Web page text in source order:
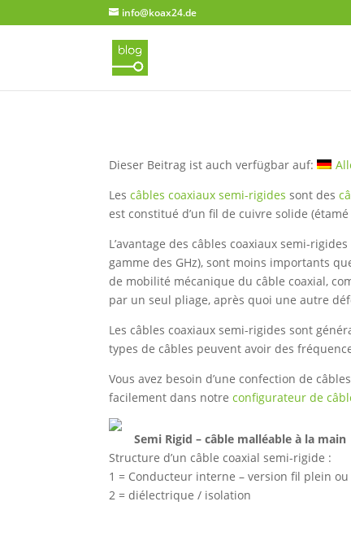
info@koax24.de
Dieser Beitrag ist auch verfügbar auf:
Lescâbles coaxiaux semi-rigides sont des
est constitué d’un fil de cuivre solide
L’avantage des câbles coaxiaux semi-
gamme des GHz), sont moins importants
de mobilité mécanique du câble coaxial,
par un seul pliage, après quoi une autre
Les câbles coaxiaux semi-rigides sont
types de câbles peuvent avoir des
Vous avez besoin d’une confection de
facilement dans notreconfigurateur de
Semi Rigid – câble malléable à la main
Structure d’un câble coaxial semi-rigide :
1 = Conducteur interne – version fil plein
2 = diélectrique / isolation